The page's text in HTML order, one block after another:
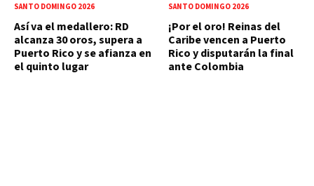
SANTO DOMINGO 2026
Así va el medallero: RD
alcanza 30 oros, supera a
Puerto Rico y se afianza en
el quinto lugar
SANTO DOMINGO 2026
¡Por el oro! Reinas del
Caribe vencen a Puerto
Rico y disputarán la final
ante Colombia